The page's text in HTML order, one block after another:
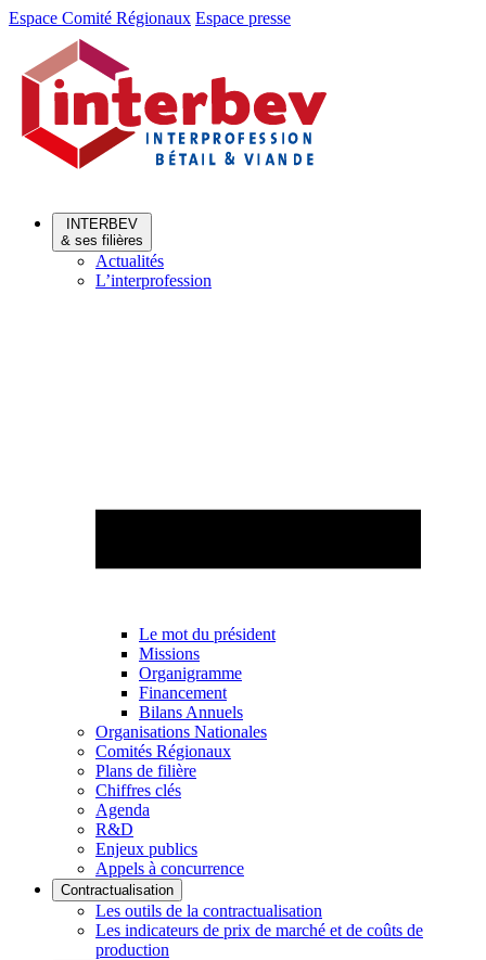
Aller
Aller
contenu
Espace Comité Régionaux Espace presse
INTERBEV
& ses filières
Actualités
L’interprofession
Le mot du président
Missions
Organigramme
Financement
Bilans Annuels
Organisations Nationales
Comités Régionaux
Plans de filière
Chiffres clés
Agenda
R&D
Enjeux publics
Appels à concurrence
Contractualisation
Les outils de la contractualisation
Les indicateurs de prix de marché et de coûts de
production